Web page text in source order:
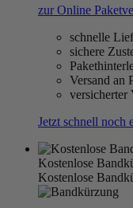
zur Online
schnelle
sichere
Versand an
versicherter
Jetzt schnell noch
Kostenlose
Kostenlose